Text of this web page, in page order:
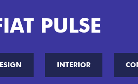
PULSE
INTERIOR